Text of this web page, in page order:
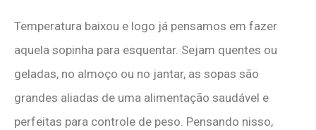
Temperatura baixou e logo já pensamos em fazer
aquela sopinha para esquentar. Sejam quentes ou
geladas, no almoço ou no jantar, as sopas são
grandes aliadas de uma alimentação saudável e
perfeitas para controle de peso. Pensando nisso,